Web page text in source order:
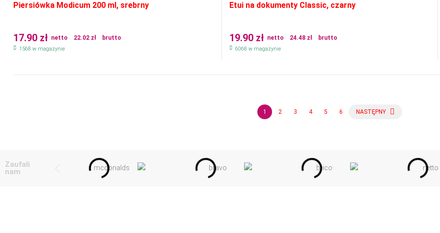
Piersiówka Modicum 200 ml, srebrny
17.90 zł netto 22.02 zł brutto
1568 w magazynie
Etui na dokumenty Classic, czarny
19.90 zł netto 24.48 zł brutto
6068 w magazynie
1 2 3 4 5 6 NASTĘPNY
Zaufali
nam